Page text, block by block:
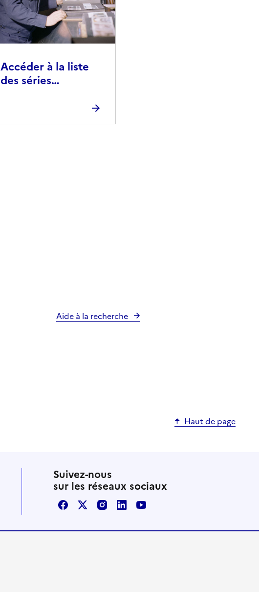
Accéder à la liste
des séries
Aide à la recherche
Haut de page
Suivez-nous
sur les réseaux sociaux
FacebookX / TwitterInstagram
LinkedInYoutube